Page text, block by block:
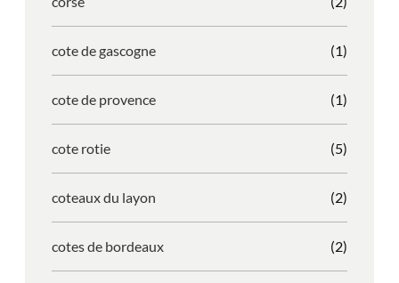
cote de gascogne (1)
cote de provence (1)
cote rotie (5)
coteaux du layon (2)
cotes de bordeaux (2)